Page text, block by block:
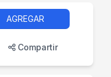
AGREGAR
Compartir